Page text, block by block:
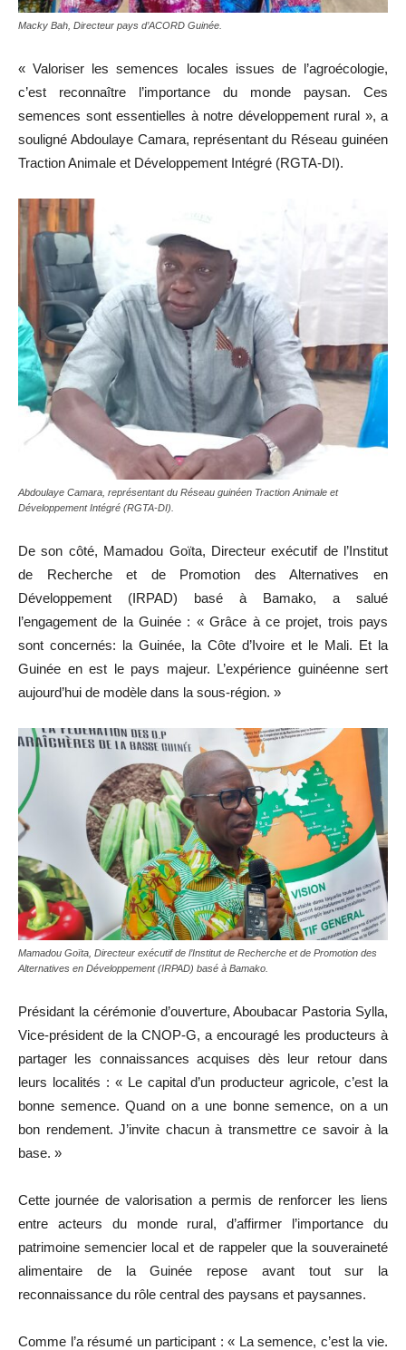
Macky Bah, Directeur pays d’ACORD Guinée.
« Valoriser les semences locales issues de l’agroécologie,
c’est reconnaître l’importance du monde paysan. Ces
semences sont essentielles à notre développement rural », a
souligné Abdoulaye Camara, représentant du Réseau guinéen
Traction Animale et Développement Intégré (RGTA-DI).
Abdoulaye Camara, représentant du Réseau guinéen Traction Animale et
Développement Intégré (RGTA-DI).
De son côté, Mamadou Goïta, Directeur exécutif de l’Institut
de Recherche et de Promotion des Alternatives en
Développement (IRPAD) basé à Bamako, a salué
l’engagement de la Guinée : « Grâce à ce projet, trois pays
sont concernés: la Guinée, la Côte d’Ivoire et le Mali. Et la
Guinée en est le pays majeur. L’expérience guinéenne sert
aujourd’hui de modèle dans la sous-région. »
Mamadou Goïta, Directeur exécutif de l’Institut de Recherche et de Promotion des
Alternatives en Développement (IRPAD) basé à Bamako.
Présidant la cérémonie d’ouverture, Aboubacar Pastoria Sylla,
Vice-président de la CNOP-G, a encouragé les producteurs à
partager les connaissances acquises dès leur retour dans
leurs localités : « Le capital d’un producteur agricole, c’est la
bonne semence. Quand on a une bonne semence, on a un
bon rendement. J’invite chacun à transmettre ce savoir à la
base. »
Cette journée de valorisation a permis de renforcer les liens
entre acteurs du monde rural, d’affirmer l’importance du
patrimoine semencier local et de rappeler que la souveraineté
alimentaire de la Guinée repose avant tout sur la
reconnaissance du rôle central des paysans et paysannes.
Comme l’a résumé un participant : « La semence, c’est la vie.